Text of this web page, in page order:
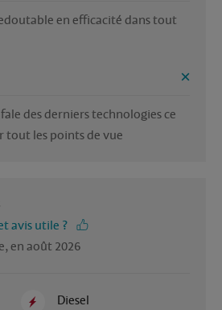
en efficacité dans tout
des derniers technologies ce
tout les points de vue
avis utile ?
en août 2026
Diesel